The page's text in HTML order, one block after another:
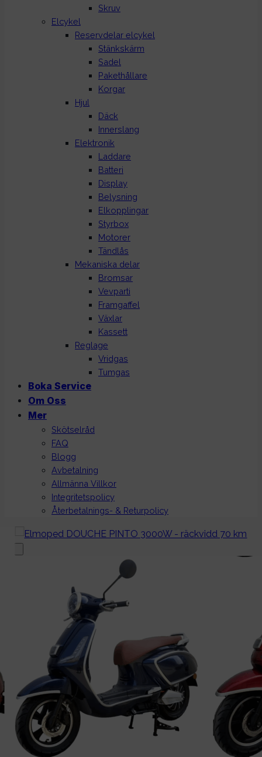
Skruv
Elcykel
Reservdelar elcykel
Stänkskärm
Sadel
Pakethållare
Korgar
Hjul
Däck
Innerslang
Elektronik
Laddare
Batteri
Display
Belysning
Elkopplingar
Styrbox
Motorer
Tändlås
Mekaniska delar
Bromsar
Vevparti
Framgaffel
Växlar
Kassett
Reglage
Vridgas
Tumgas
Boka Service
Om Oss
Mer
Skötselråd
FAQ
Blogg
Avbetalning
Allmänna Villkor
Integritetspolicy
Återbetalnings- & Returpolicy